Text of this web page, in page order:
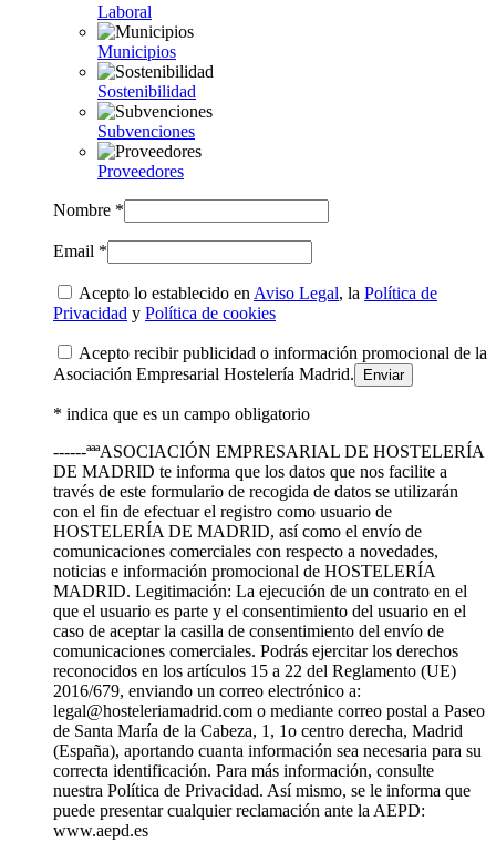
Laboral
Municipios
Sostenibilidad
Subvenciones
Proveedores
Nombre *
Email *
Acepto lo establecido en Aviso Legal, la Política de
Privacidad y Política de cookies
Acepto recibir publicidad o información promocional de la
Asociación Empresarial Hostelería Madrid.
* indica que es un campo obligatorio
------ªªªASOCIACIÓN EMPRESARIAL DE HOSTELERÍA
DE MADRID te informa que los datos que nos facilite a
través de este formulario de recogida de datos se utilizarán
con el fin de efectuar el registro como usuario de
HOSTELERÍA DE MADRID, así como el envío de
comunicaciones comerciales con respecto a novedades,
noticias e información promocional de HOSTELERÍA
MADRID. Legitimación: La ejecución de un contrato en el
que el usuario es parte y el consentimiento del usuario en el
caso de aceptar la casilla de consentimiento del envío de
comunicaciones comerciales. Podrás ejercitar los derechos
reconocidos en los artículos 15 a 22 del Reglamento (UE)
2016/679, enviando un correo electrónico a:
legal@hosteleriamadrid.com o mediante correo postal a Paseo
de Santa María de la Cabeza, 1, 1o centro derecha, Madrid
(España), aportando cuanta información sea necesaria para su
correcta identificación. Para más información, consulte
nuestra Política de Privacidad. Así mismo, se le informa que
puede presentar cualquier reclamación ante la AEPD:
www.aepd.es